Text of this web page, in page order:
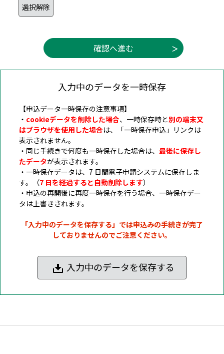
入力中のデータを一時保存
【申込データ一時保存の注意事項】
・ cookieデータを削除した場合、一時保存時と別の端末又
はブラウザを使用した場合は、「一時保存申込」リンクは
表示されません。
・同じ手続きで何度も一時保存した場合は、 最後に保存し
たデータが表示されます。
・一時保存データは、7 日間電子申請システムに保存しま
す。（7 日を経過すると自動削除します）
・申込の再開後に再度一時保存を行う場合、一時保存デー
タは上書きされます。
「入力中のデータを保存する」では申込みの手続きが完了
しておりませんのでご注意ください。
入力中のデータを保存する